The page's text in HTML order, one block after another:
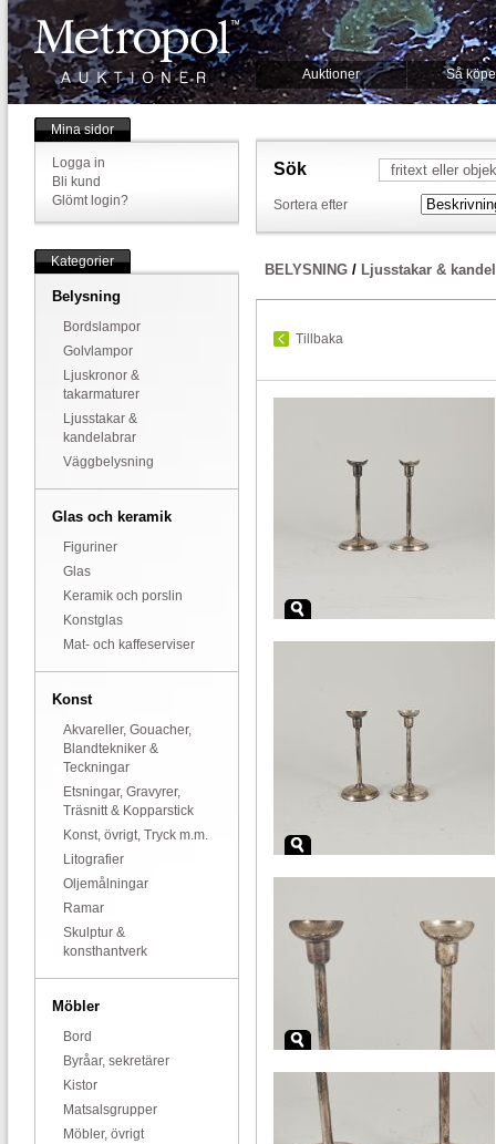
Auktioner Så
Mina sidor
Logga in
Bli kund
Glömt login?
Kategorier
Belysning
Bordslampor
Golvlampor
Ljuskronor &
takarmaturer
Ljusstakar &
kandelabrar
Väggbelysning
Glas och keramik
Figuriner
Glas
Keramik och porslin
Konstglas
Mat- och kaffeserviser
Konst
Akvareller, Gouacher,
Blandtekniker &
Teckningar
Etsningar, Gravyrer,
Träsnitt & Kopparstick
Konst, övrigt, Tryck m.m.
Litografier
Oljemålningar
Ramar
Skulptur &
konsthantverk
Möbler
Bord
Byråar, sekretärer
Kistor
Matsalsgrupper
Möbler, övrigt
Sök
Sortera efter
BELYSNING / Ljusstakar &
Tillbaka